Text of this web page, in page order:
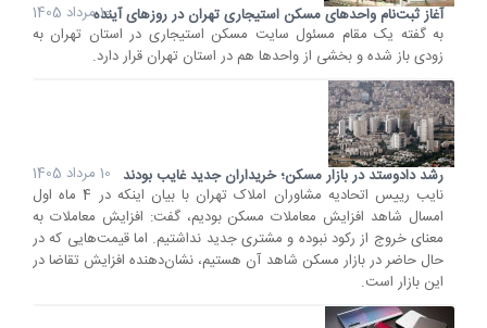
آغاز ثبت‌نام واحدهای مسکن استیجاری تهران در روزهای آینده
10 مرداد 1405
به گفته یک مقام مسئول سایت مسکن استیجاری در استان تهران به
زودی باز شده و بخشی از واحدها هم در استان تهران قرار دارد.
رشد دادوستد در بازار مسکن؛ خریداران جدید غایب‌ بودند 10 مرداد 1405
نایب رییس اتحادیه مشاوران املاک تهران با بیان اینکه در 4 ماه اول
امسال شاهد افزایش معاملات مسکن بودیم، گفت: افزایش معاملات به
معنای خروج از رکود نبوده و مشتری جدید نداشتیم. اما قیمت‌هایی که در
حال حاضر در بازار مسکن شاهد آن هستیم، نشان‌دهنده افزایش تقاضا در
این بازار است.